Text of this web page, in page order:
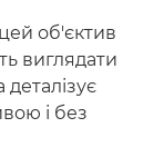
об'єктив
виглядати
і без